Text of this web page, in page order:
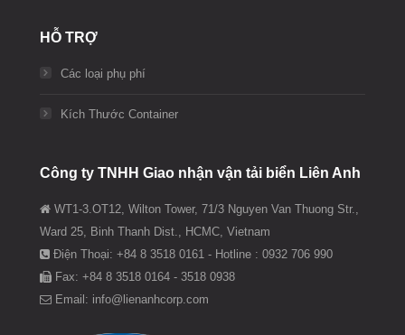
HỖ TRỢ
Các loại phụ phí
Kích Thước Container
Công ty TNHH Giao nhận vận tải biển Liên Anh
WT1-3.OT12, Wilton Tower, 71/3 Nguyen Van Thuong Str.,
Ward 25, Binh Thanh Dist., HCMC, Vietnam
Điện Thoại: +84 8 3518 0161 - Hotline : 0932 706 990
Fax: +84 8 3518 0164 - 3518 0938
Email: info@lienanhcorp.com